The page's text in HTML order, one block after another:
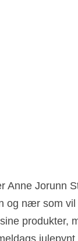
og nær som
produkter,